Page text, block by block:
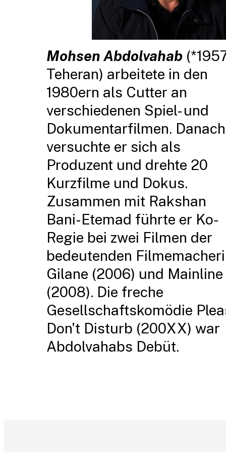
Mohsen Abdolvahab
Teheran) arbeitete in den
1980ern als Cutter an
verschiedenen Spiel- und
Dokumentarfilmen. Danach
versuchte er sich als
Produzent und drehte 20
Kurzfilme und Dokus.
Zusammen mit Rakshan
Bani-Etemad führte er Ko-
Regie bei zwei Filmen der
bedeutenden
Gilane (2006) und Mainline
(2008). Die freche
Gesellschaftskomödie
Don't Disturb (200XX) war
Abdolvahabs Debüt.